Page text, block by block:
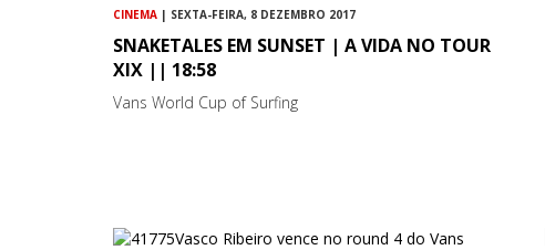
CINEMA | SEXTA-FEIRA, 8 DEZEMBRO 2017
SNAKETALES EM SUNSET | A VIDA NO TOUR
XIX || 18:58
Vans World Cup of Surfing